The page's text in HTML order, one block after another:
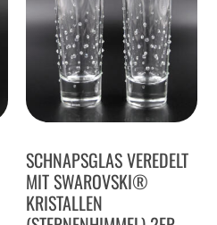
SCHNAPSGLAS VEREDELT
MIT SWAROVSKI®
KRISTALLEN